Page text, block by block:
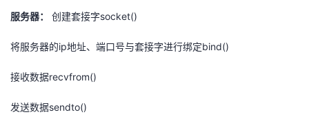
动关
注
我
的
开
发
我
的
Programs
我
的
服务器： 创建套接字socket()
将服务器的ip地址、端口号与套接字进行绑定bind()
接收数据recvfrom()
发送数据sendto()